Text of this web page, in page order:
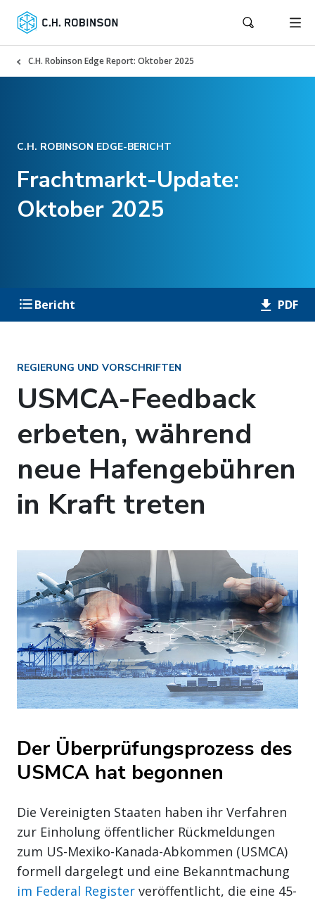
C.H. Robinson Edge Report: Oktober 2025
C.H. ROBINSON EDGE-BERICHT
Frachtmarkt-Update:
Oktober 2025
Bericht PDF
REGIERUNG UND VORSCHRIFTEN
USMCA-Feedback
erbeten, während
neue Hafengebühren
in Kraft treten
Der Überprüfungsprozess des
USMCA hat begonnen
Die Vereinigten Staaten haben ihr Verfahren
zur Einholung öffentlicher Rückmeldungen
zum US-Mexiko-Kanada-Abkommen (USMCA)
formell dargelegt und eine Bekanntmachung
im Federal Register veröffentlicht, die eine 45-